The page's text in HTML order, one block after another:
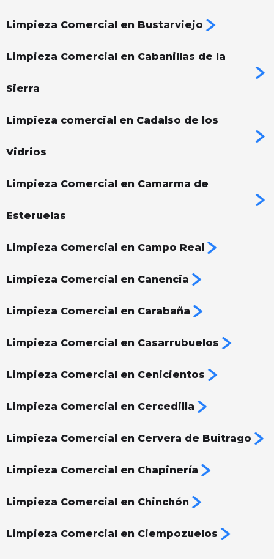
Limpieza Comercial en Bustarviejo
Limpieza Comercial en Cabanillas de la
Sierra
Limpieza comercial en Cadalso de los
Vidrios
Limpieza Comercial en Camarma de
Esteruelas
Limpieza Comercial en Campo Real
Limpieza Comercial en Canencia
Limpieza Comercial en Carabaña
Limpieza Comercial en Casarrubuelos
Limpieza Comercial en Cenicientos
Limpieza Comercial en Cercedilla
Limpieza Comercial en Cervera de Buitrago
Limpieza Comercial en Chapinería
Limpieza Comercial en Chinchón
‍Limpieza Comercial en Ciempozuelos